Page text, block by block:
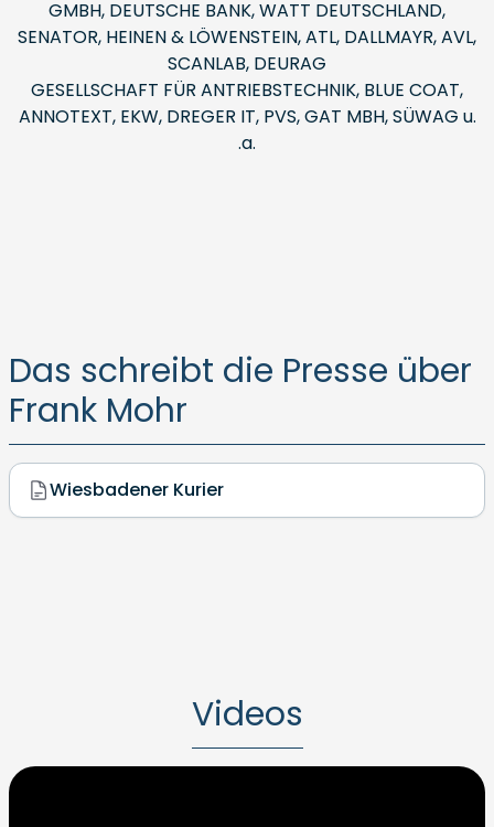
GMBH, DEUTSCHE BANK, WATT DEUTSCHLAND,
SENATOR, HEINEN & LÖWENSTEIN, ATL, DALLMAYR, AVL,
SCANLAB, DEURAG
GESELLSCHAFT FÜR ANTRIEBSTECHNIK, BLUE COAT,
ANNOTEXT, EKW, DREGER IT, PVS, GAT MBH, SÜWAG u.
.a.
Das schreibt die Presse über
Frank Mohr
Wiesbadener Kurier
Videos